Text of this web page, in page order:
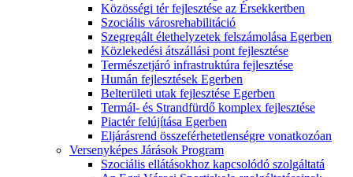
Közösségi tér fejlesztése az Érsekkertben
Szociális városrehabilitáció
Szegregált élethelyzetek felszámolása Egerben
Közlekedési átszállási pont fejlesztése
Természetjáró infrastruktúra fejlesztése
Humán fejlesztések Egerben
Belterületi utak fejlesztése Egerben
Termál- és Strandfürdő komplex fejlesztése
Piactér felújítása Egerben
Eljárásrend összeférhetetlenségre vonatkozóan
Versenyképes Járások Program
Szociális ellátásokhoz kapcsolódó szolgáltatá